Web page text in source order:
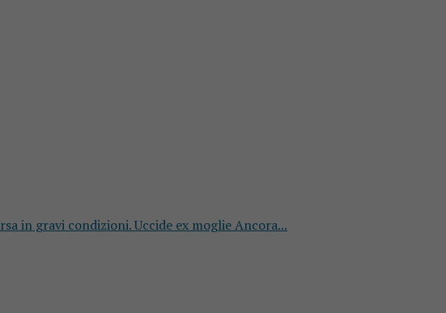
in gravi condizioni. Uccide ex moglie Ancora...